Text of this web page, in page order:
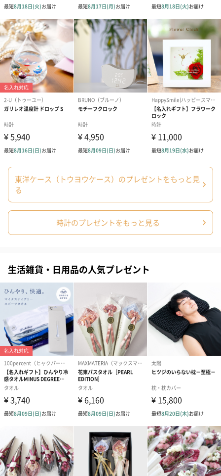
ドライフラワー・プリザーブドフラワー
自然のお花で作ったドライフラワー・プリザーブドフラワーを同
梱します。
一部花材が写真と異なる場合がございます。予めご了承くださ
い。パッケージに入れてお届けします。
プリザーブドフラワー
ブーケ（ピンク）
（2,580円）
プリザーブドフラワー
アミュレット
ク）（1,500
ぬいぐるみ
フラワーテディベア
（2,390円）
テディベア（バニラ）
（1,760円）
テディベア（
ル）（1,760円
紅茶・コーヒー・スイーツ
紅茶・コーヒー・スイーツを同梱してお届けいたします。ギフト
への＋αにおすすめです。
東洋ケース（トウヨウケース）のプレゼントをもっと見
る
時計のプレゼントをもっと見る
生活雑貨・日用品の人気プレゼント